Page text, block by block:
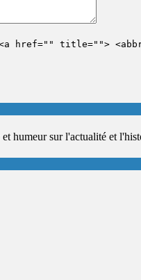
href="" title=""> <abbr
humeur sur l'actualité et